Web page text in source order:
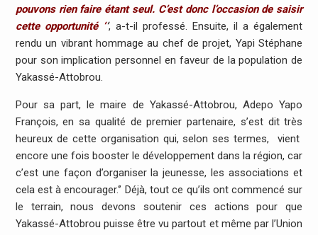
pouvons rien faire étant seul. C’est donc l’occasion de saisir
cette opportunité ‘‘, a-t-il professé. Ensuite, il a également
rendu un vibrant hommage au chef de projet, Yapi Stéphane
pour son implication personnel en faveur de la population de
Yakassé-Attobrou.
Pour sa part, le maire de Yakassé-Attobrou, Adepo Yapo
François, en sa qualité de premier partenaire, s’est dit très
heureux de cette organisation qui, selon ses termes, vient
encore une fois booster le développement dans la région, car
c’est une façon d’organiser la jeunesse, les associations et
cela est à encourager.‘’ Déjà, tout ce qu’ils ont commencé sur
le terrain, nous devons soutenir ces actions pour que
Yakassé-Attobrou puisse être vu partout et même par l’Union